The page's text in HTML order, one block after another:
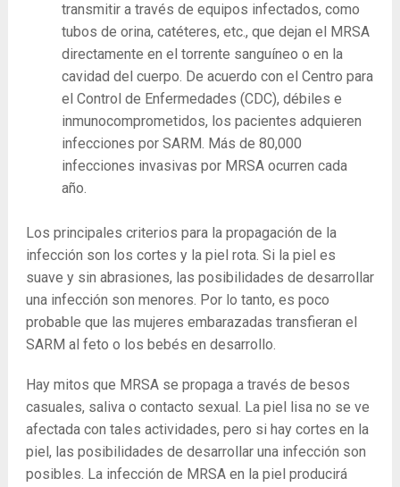
transmitir a través de equipos infectados, como
tubos de orina, catéteres, etc., que dejan el MRSA
directamente en el torrente sanguíneo o en la
cavidad del cuerpo. De acuerdo con el Centro para
el Control de Enfermedades (CDC), débiles e
inmunocomprometidos, los pacientes adquieren
infecciones por SARM. Más de 80,000
infecciones invasivas por MRSA ocurren cada
año.
Los principales criterios para la propagación de la
infección son los cortes y la piel rota. Si la piel es
suave y sin abrasiones, las posibilidades de desarrollar
una infección son menores. Por lo tanto, es poco
probable que las mujeres embarazadas transfieran el
SARM al feto o los bebés en desarrollo.
Hay mitos que MRSA se propaga a través de besos
casuales, saliva o contacto sexual. La piel lisa no se ve
afectada con tales actividades, pero si hay cortes en la
piel, las posibilidades de desarrollar una infección son
posibles. La infección de MRSA en la piel producirá